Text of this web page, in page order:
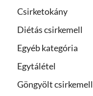
Csirketokány
Diétás csirkemell
Egyéb kategória
Egytálétel
Göngyölt csirkemell